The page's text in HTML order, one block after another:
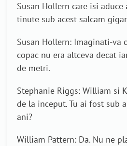
Susan Hollern care isi
tinute sub acest salcam
Susan Hollern: Imaginati-va
copac nu era altceva decat
de metri.
Stephanie Riggs: William si
de la inceput. Tu ai fost sub
ani?
William Pattern: Da. Nu ne